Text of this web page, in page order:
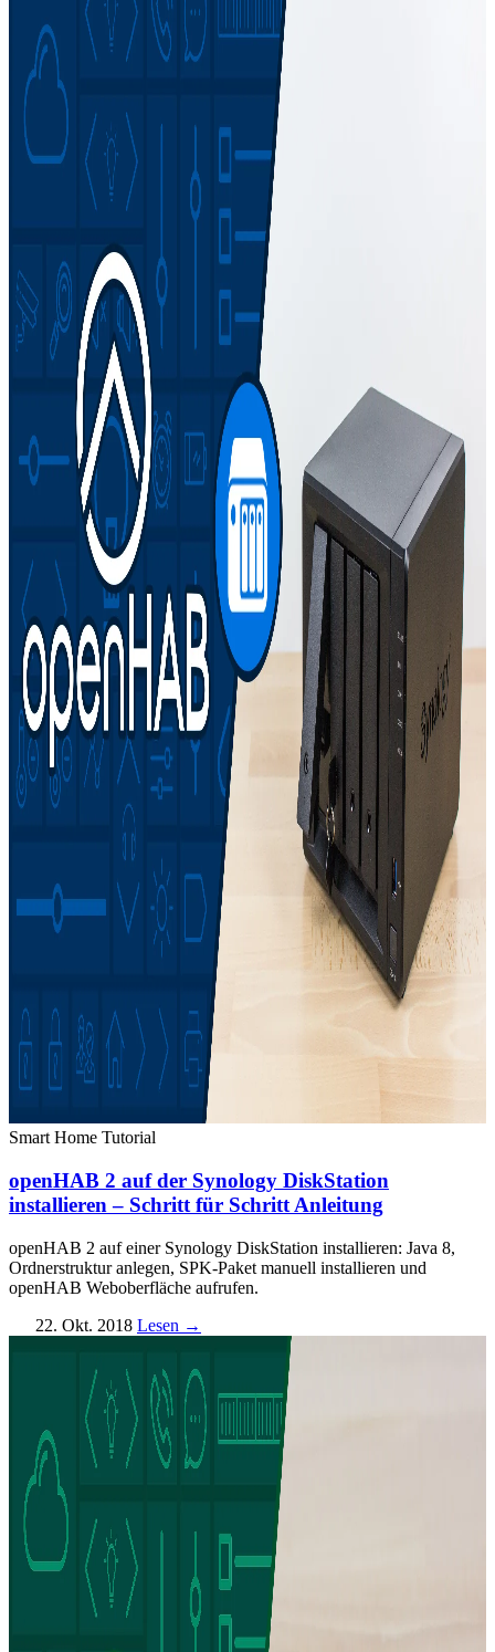
Smart Home Tutorial
openHAB 2 auf der Synology DiskStation
installieren – Schritt für Schritt Anleitung
openHAB 2 auf einer Synology DiskStation installieren: Java 8,
Ordnerstruktur anlegen, SPK-Paket manuell installieren und
openHAB Weboberfläche aufrufen.
22. Okt. 2018 Lesen →